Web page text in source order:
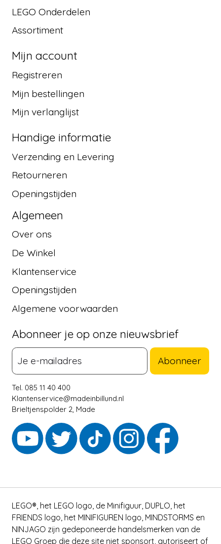
LEGO Onderdelen
Assortiment
Mijn account
Registreren
Mijn bestellingen
Mijn verlanglijst
Handige informatie
Verzending en Levering
Retourneren
Openingstijden
Algemeen
Over ons
De Winkel
Klantenservice
Openingstijden
Algemene voorwaarden
Abonneer je op onze nieuwsbrief
Abonneer
Tel. 085 11 40 400
Klantenservice@madeinbillund.nl
Brieltjenspolder 2, Made
LEGO®, het LEGO logo, de Minifiguur, DUPLO, het
FRIENDS logo, het MINIFIGUREN logo, MINDSTORMS en
NINJAGO zijn gedeponeerde handelsmerken van de
LEGO Groep die deze site niet sponsort, autoriseert of